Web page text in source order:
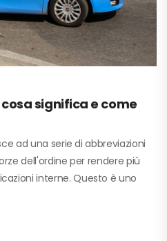
significa e come
ad una serie di abbreviazioni
dell'ordine per rendere più
interne. Questo è uno